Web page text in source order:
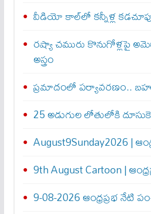
వీడియో కాల్‌లో కన్నీళ్ల
రష్యా చమురు కొనుగోళ్లపై
అస్త్రం
ప్రమాదంలో పర్యావరణం..
25 అడుగుల లోతులోకి
August9Sunday2026 |
9th August Cartoon |
9-08-2026 ఆంధ్రప్రభ నేటి